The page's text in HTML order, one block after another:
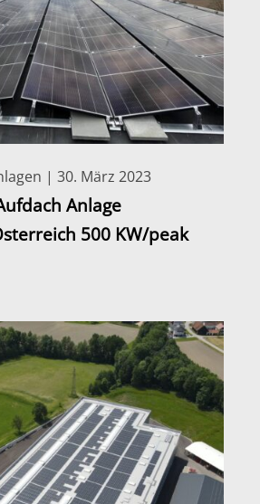
| 30. März 2023
Anlage
500 KW/peak